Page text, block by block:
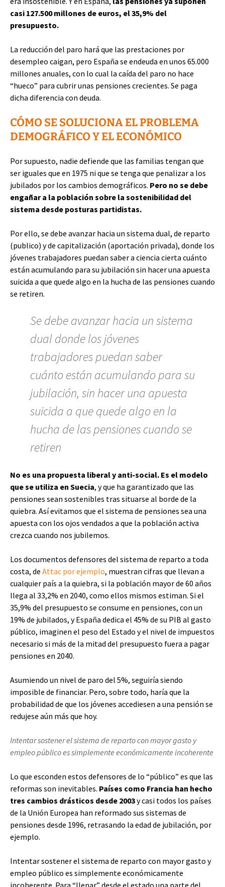
casi 127.500 millones de euros, el 35,9% del
presupuesto.
La reducción del paro hará que las prestaciones por
desempleo caigan, pero España se endeuda en unos 65.000
millones anuales, con lo cual la caída del paro no hace
“hueco” para cubrir unas pensiones crecientes. Se paga
dicha diferencia con deuda.
CÓMO SE SOLUCIONA EL PROBLEMA
DEMOGRÁFICO Y EL ECONÓMICO
Por supuesto, nadie defiende que las familias tengan que
ser iguales que en 1975 ni que se tenga que penalizar a los
jubilados por los cambios demográficos. Pero no se debe
engañar a la población sobre la sostenibilidad del
sistema desde posturas partidistas.
Por ello, se debe avanzar hacia un sistema dual, de reparto
(publico) y de capitalización (aportación privada), donde los
jóvenes trabajadores puedan saber a ciencia cierta cuánto
están acumulando para su jubilación sin hacer una apuesta
suicida a que quede algo en la hucha de las pensiones cuando
se retiren.
Se debe avanzar hacia un sistema
dual donde los jóvenes
trabajadores puedan saber
cuánto están acumulando para su
jubilación, sin hacer una apuesta
suicida a que quede algo en la
hucha de las pensiones cuando se
retiren
No es una propuesta liberal y anti-social. Es el modelo
que se utiliza en Suecia, y que ha garantizado que las
pensiones sean sostenibles tras situarse al borde de la
quiebra. Así evitamos que el sistema de pensiones sea una
apuesta con los ojos vendados a que la población activa
crezca cuando nos jubilemos.
Los documentos defensores del sistema de reparto a toda
costa, de Attac por ejemplo, muestran cifras que llevan a
cualquier país a la quiebra, si la población mayor de 60 años
llega al 33,2% en 2040, como ellos mismos estiman. Si el
35,9% del presupuesto se consume en pensiones, con un
19% de jubilados, y España dedica el 45% de su PIB al gasto
público, imaginen el peso del Estado y el nivel de impuestos
necesario si más de la mitad del presupuesto fuera a pagar
pensiones en 2040.
Asumiendo un nivel de paro del 5%, seguiría siendo
imposible de financiar. Pero, sobre todo, haría que la
probabilidad de que los jóvenes accediesen a una pensión se
redujese aún más que hoy.
Intentar sostener el sistema de reparto con mayor gasto y
empleo público es simplemente económicamente incoherente
Lo que esconden estos defensores de lo “público” es que las
reformas son inevitables. Países como Francia han hecho
tres cambios drásticos desde 2003y casi todos los países
de la Unión Europea han reformado sus sistemas de
pensiones desde 1996, retrasando la edad de jubilación, por
ejemplo.
Intentar sostener el sistema de reparto con mayor gasto y
empleo público es simplemente económicamente
incoherente. Para “llenar” desde el estado una parte del